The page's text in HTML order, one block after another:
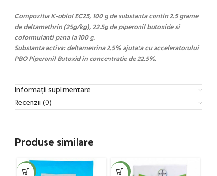
Compozitia K-obiol EC25, 100 g de substanta contin 2.5 grame
de deltamethrin (25g/kg), 22.5g de piperonil butoxide si
coformulanti pana la 100 g.
Substanta activa: deltametrina 2.5% ajutata cu acceleratorului
PBO Piperonil Butoxid in concentratie de 22.5%.
Informații suplimentare
Recenzii (0)
Produse similare
-30% -40%